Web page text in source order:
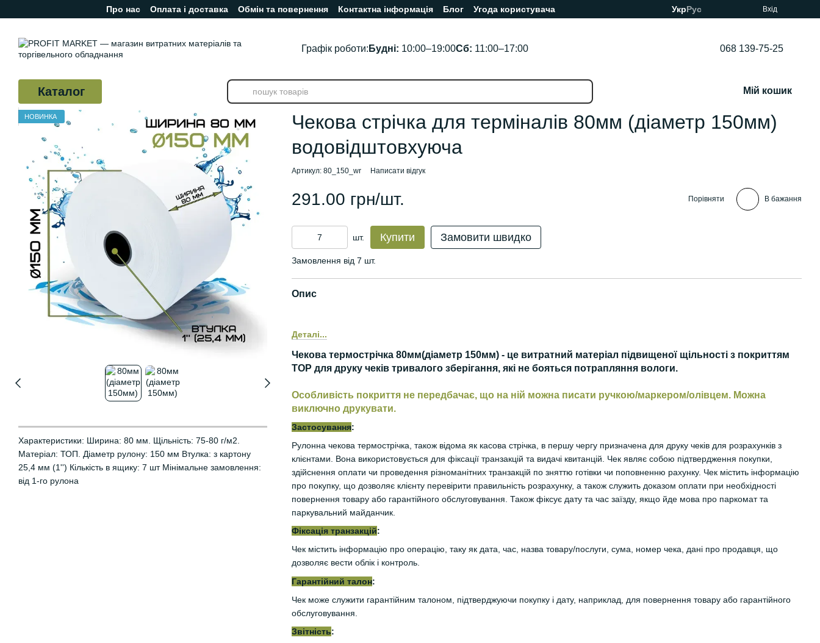
Перейти до основного контенту
Про нас Оплата і доставка Обмін та повернення Контактна інформація Блог
Угода користувача
Відгуки про магазин
УкрРус Вхід
Графік роботи: Будні: 10:00–19:00Сб: 11:00–17:00 068 139-75-25
Каталог Мій кошик
НОВИНКА
Характеристики: Ширина: 80 мм. Щільність: 75-80 г/м2.
Матеріал: ТОП. Діаметр рулону: 150 мм Втулка: з картону
25,4 мм (1'') Кількість в ящику: 7 шт Мінімальне замовлення:
від 1-го рулона
Чекова стрічка для терміналів 80мм (діаметр 150мм)
водовідштовхуюча
Артикул: 80_150_wr Написати відгук
291.00 грн/шт. Порівняти В бажання
шт. Купити Замовити швидко
Замовлення від 7 шт.
Опис
Деталі...
Чекова термострічка 80мм(діаметр 150мм) - це витратний матеріал підвищеної щільності з покриттям
ТОР для друку чеків тривалого зберігання, які не бояться потрапляння вологи.
Особливість покриття не передбачає, що на ній можна писати ручкою/маркером/олівцем. Можна
виключно друкувати.
Застосування:
Рулонна чекова термострічка, також відома як касова стрічка, в першу чергу призначена для друку чеків для розрахунків з
клієнтами. Вона використовується для фіксації транзакцій та видачі квитанцій. Чек являє собою підтвердження покупки,
здійснення оплати чи проведення різноманітних транзакцій по зняттю готівки чи поповненню рахунку. Чек містить інформацію
про покупку, що дозволяє клієнту перевірити правильність розрахунку, а також служить доказом оплати при необхідності
повернення товару або гарантійного обслуговування. Також фіксує дату та час заїзду, якщо йде мова про паркомат та
паркувальний майданчик.
Фіксація транзакцій:
Чек містить інформацію про операцію, таку як дата, час, назва товару/послуги, сума, номер чека, дані про продавця, що
дозволяє вести облік і контроль.
Гарантійний талон:
Чек може служити гарантійним талоном, підтверджуючи покупку і дату, наприклад, для повернення товару або гарантійного
обслуговування.
Звітність: